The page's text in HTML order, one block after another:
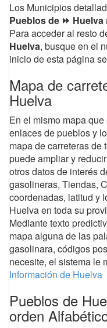
Los Municipios
Pueblos de ⏩ Huelva
Para acceder al resto
Huelva, busque en el
inicio de esta página
Mapa de
Huelva
En el mismo mapa
enlaces de pueblos y
mapa de carreteras
puede ampliar y
otros datos de interés
gasolineras, Tiendas,
coordenadas, latitud y
Huelva en toda su
Mediante texto
mapa alguna de las
gasolinara, códigos
necesite, el sistema le
Información de Huelva
Pueblos de
orden